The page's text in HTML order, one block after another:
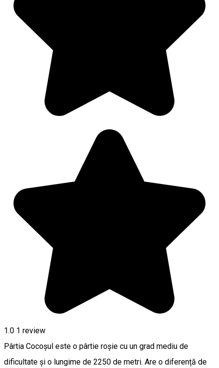
1.0 1 review
Pârtia Cocoșul este o pârtie roșie cu un grad mediu de
dificultate și o lungime de 2250 de metri. Are o diferență de